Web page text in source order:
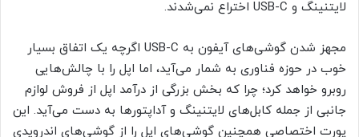
لایتنینگ و USB-C اختراع نمی‌شدند.
مجهز شدن گوشی‌های آیفون به USB-C اگرچه یک اتفاق بسیار
خوب در حوزه فناوری به شمار می‌آید، اما اپل را با چالش‌هایی
روبرو خواهد کرد؛ چرا که بخش بزرگی از درآمد اپل از فروش لوازم
جانبی از جمله کابل‌های لایتنینگ و آداپتورها به دست می‌آید. این
پورت اختصاصی همچنین گوشی‌های اپل را از گوشی‌های اندرویدی